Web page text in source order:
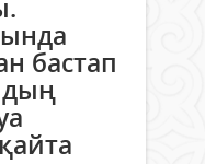
бастап